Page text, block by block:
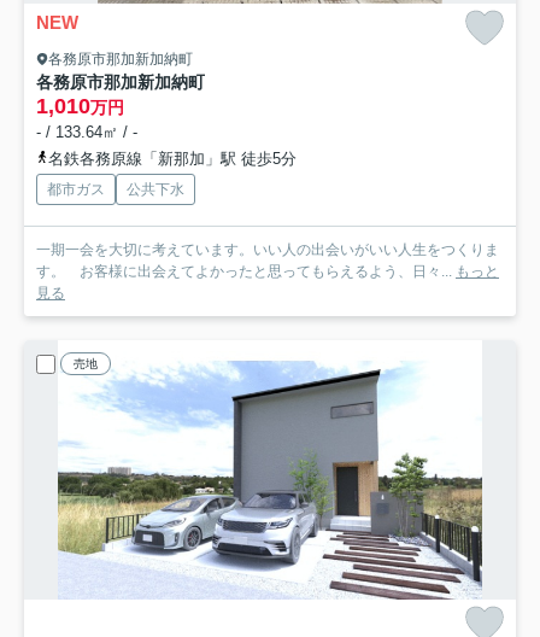
NEW
各務原市那加新加納町
各務原市那加新加納町
1,010万円
- / 133.64㎡ / -
名鉄各務原線「新那加」駅 徒歩5分
都市ガス 公共下水
一期一会を大切に考えています。いい人の出会いがいい人生をつくりま
す。 お客様に出会えてよかったと思ってもらえるよう、日々... もっと
見る
売地